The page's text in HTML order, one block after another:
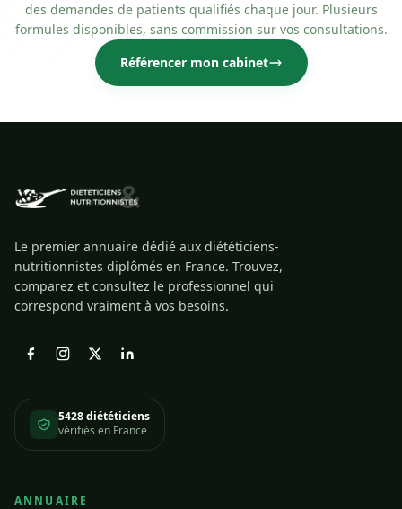
des demandes de patients qualifiés chaque jour. Plusieurs
formules disponibles, sans commission sur vos consultations.
Référencer mon cabinet
Le premier annuaire dédié aux diététiciens-
nutritionnistes diplômés en France. Trouvez,
comparez et consultez le professionnel qui
correspond vraiment à vos besoins.
5428 diététiciens
vérifiés en France
ANNUAIRE